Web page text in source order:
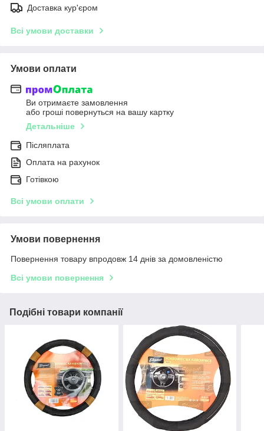
Доставка кур'єром
Всі умови доставки
Умови оплати
Ви отримаєте замовлення
або гроші повернуться на вашу картку
Детальніше
Післяплата
Оплата на рахунок
Готівкою
Всі умови оплати
Умови повернення
Повернення товару впродовж 14 днів за домовленістю
Всі умови повернення
Подібні товари компанії